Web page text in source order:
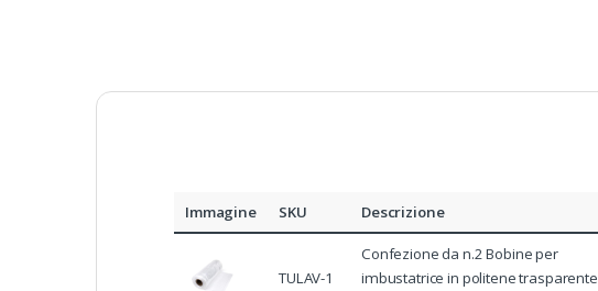
Immagine SKU Descrizione
TULAV-1
Confezione da n.2 Bobine per
imbustatrice in politene trasparente